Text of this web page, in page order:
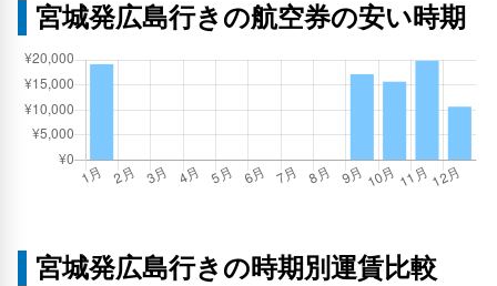
宮城発広島行きの航空券の安い時期
宮城発広島行きの時期別運賃比較